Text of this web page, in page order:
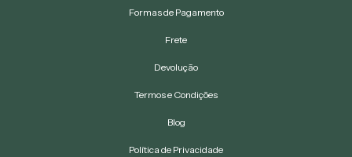
Formas de Pagamento
Frete
Devolução
Termos e Condições
Blog
Política de Privacidade